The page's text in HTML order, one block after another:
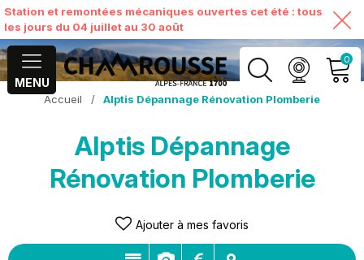
Station et remontées mécaniques ouvertes cet été : tous
les jours du 04 juillet au 30 août
MENU
0
MON COMPTE
VOIR MON PANIER
Accueil / Alptis Dépannage Rénovation Plomberie
Alptis Dépannage
Rénovation Plomberie
Ajouter à mes favoris